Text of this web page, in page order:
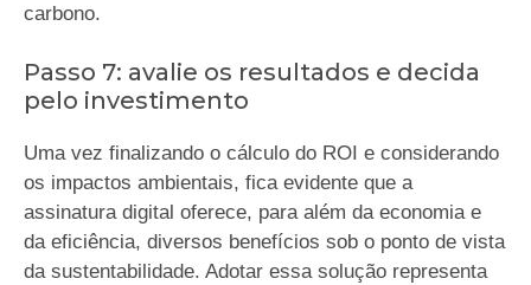
carbono.
Passo 7: avalie os resultados e decida
pelo investimento
Uma vez finalizando o cálculo do ROI e considerando
os impactos ambientais, fica evidente que a
assinatura digital oferece, para além da economia e
da eficiência, diversos benefícios sob o ponto de vista
da sustentabilidade. Adotar essa solução representa